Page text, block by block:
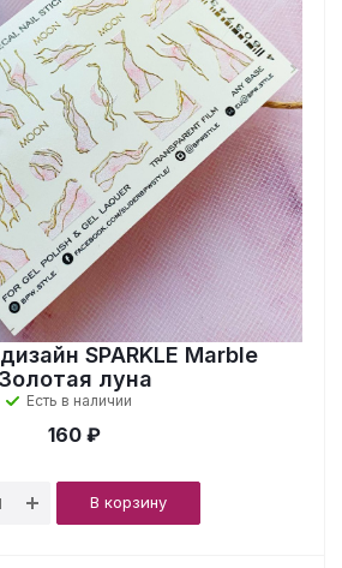
SPARKLE Marble
Золотая луна
Есть в наличии
160 ₽
В корзину